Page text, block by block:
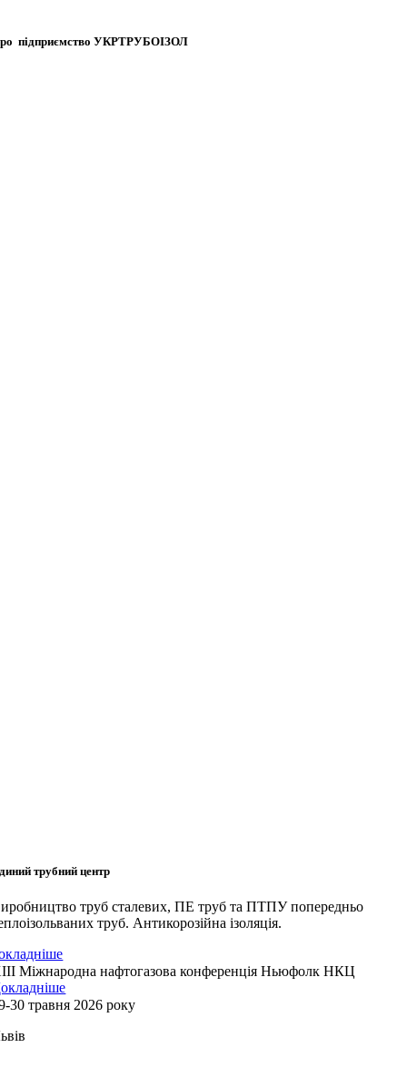
підприємствоУКРТРУБОІЗОЛ
трубний центр
труб сталевих, ПЕ труб та ПТПУ попередньо
труб. Антикорозійна ізоляція.
Міжнародна нафтогазова конференція Ньюфолк НКЦ
30 травня 2026 року